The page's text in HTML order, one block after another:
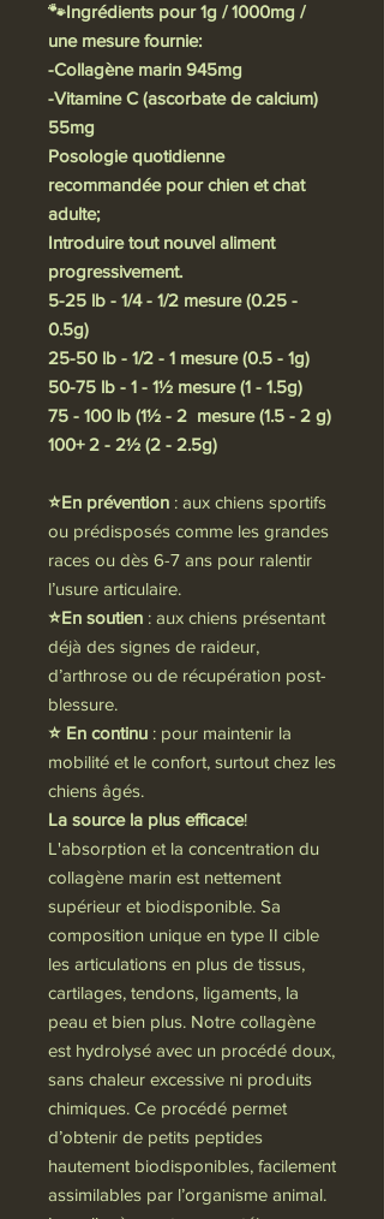
🐾Ingrédients pour 1g / 1000mg /
une mesure fournie:
-Collagène marin 945mg
-Vitamine C (ascorbate de calcium)
55mg
Posologie quotidienne
recommandée pour chien et chat
adulte;
Introduire tout nouvel aliment
progressivement.
5-25 lb - 1/4 - 1/2 mesure (0.25 -
0.5g)
25-50 lb - 1/2 - 1 mesure (0.5 - 1g)
50-75 lb - 1 - 1½ mesure (1 - 1.5g)
75 - 100 lb (1½ - 2 mesure (1.5 - 2 g)
100+ 2 - 2½ (2 - 2.5g)
⭐En prévention : aux chiens sportifs
ou prédisposés comme les grandes
races ou dès 6-7 ans pour ralentir
l’usure articulaire.
⭐En soutien : aux chiens présentant
déjà des signes de raideur,
d’arthrose ou de récupération post-
blessure.
⭐ En continu : pour maintenir la
mobilité et le confort, surtout chez les
chiens âgés.
La source la plus efficace!
L'absorption et la concentration du
collagène marin est nettement
supérieur et biodisponible. Sa
composition unique en type II cible
les articulations en plus de tissus,
cartilages, tendons, ligaments, la
peau et bien plus. Notre collagène
est hydrolysé avec un procédé doux,
sans chaleur excessive ni produits
chimiques. Ce procédé permet
d’obtenir de petits peptides
hautement biodisponibles, facilement
assimilables par l’organisme animal.